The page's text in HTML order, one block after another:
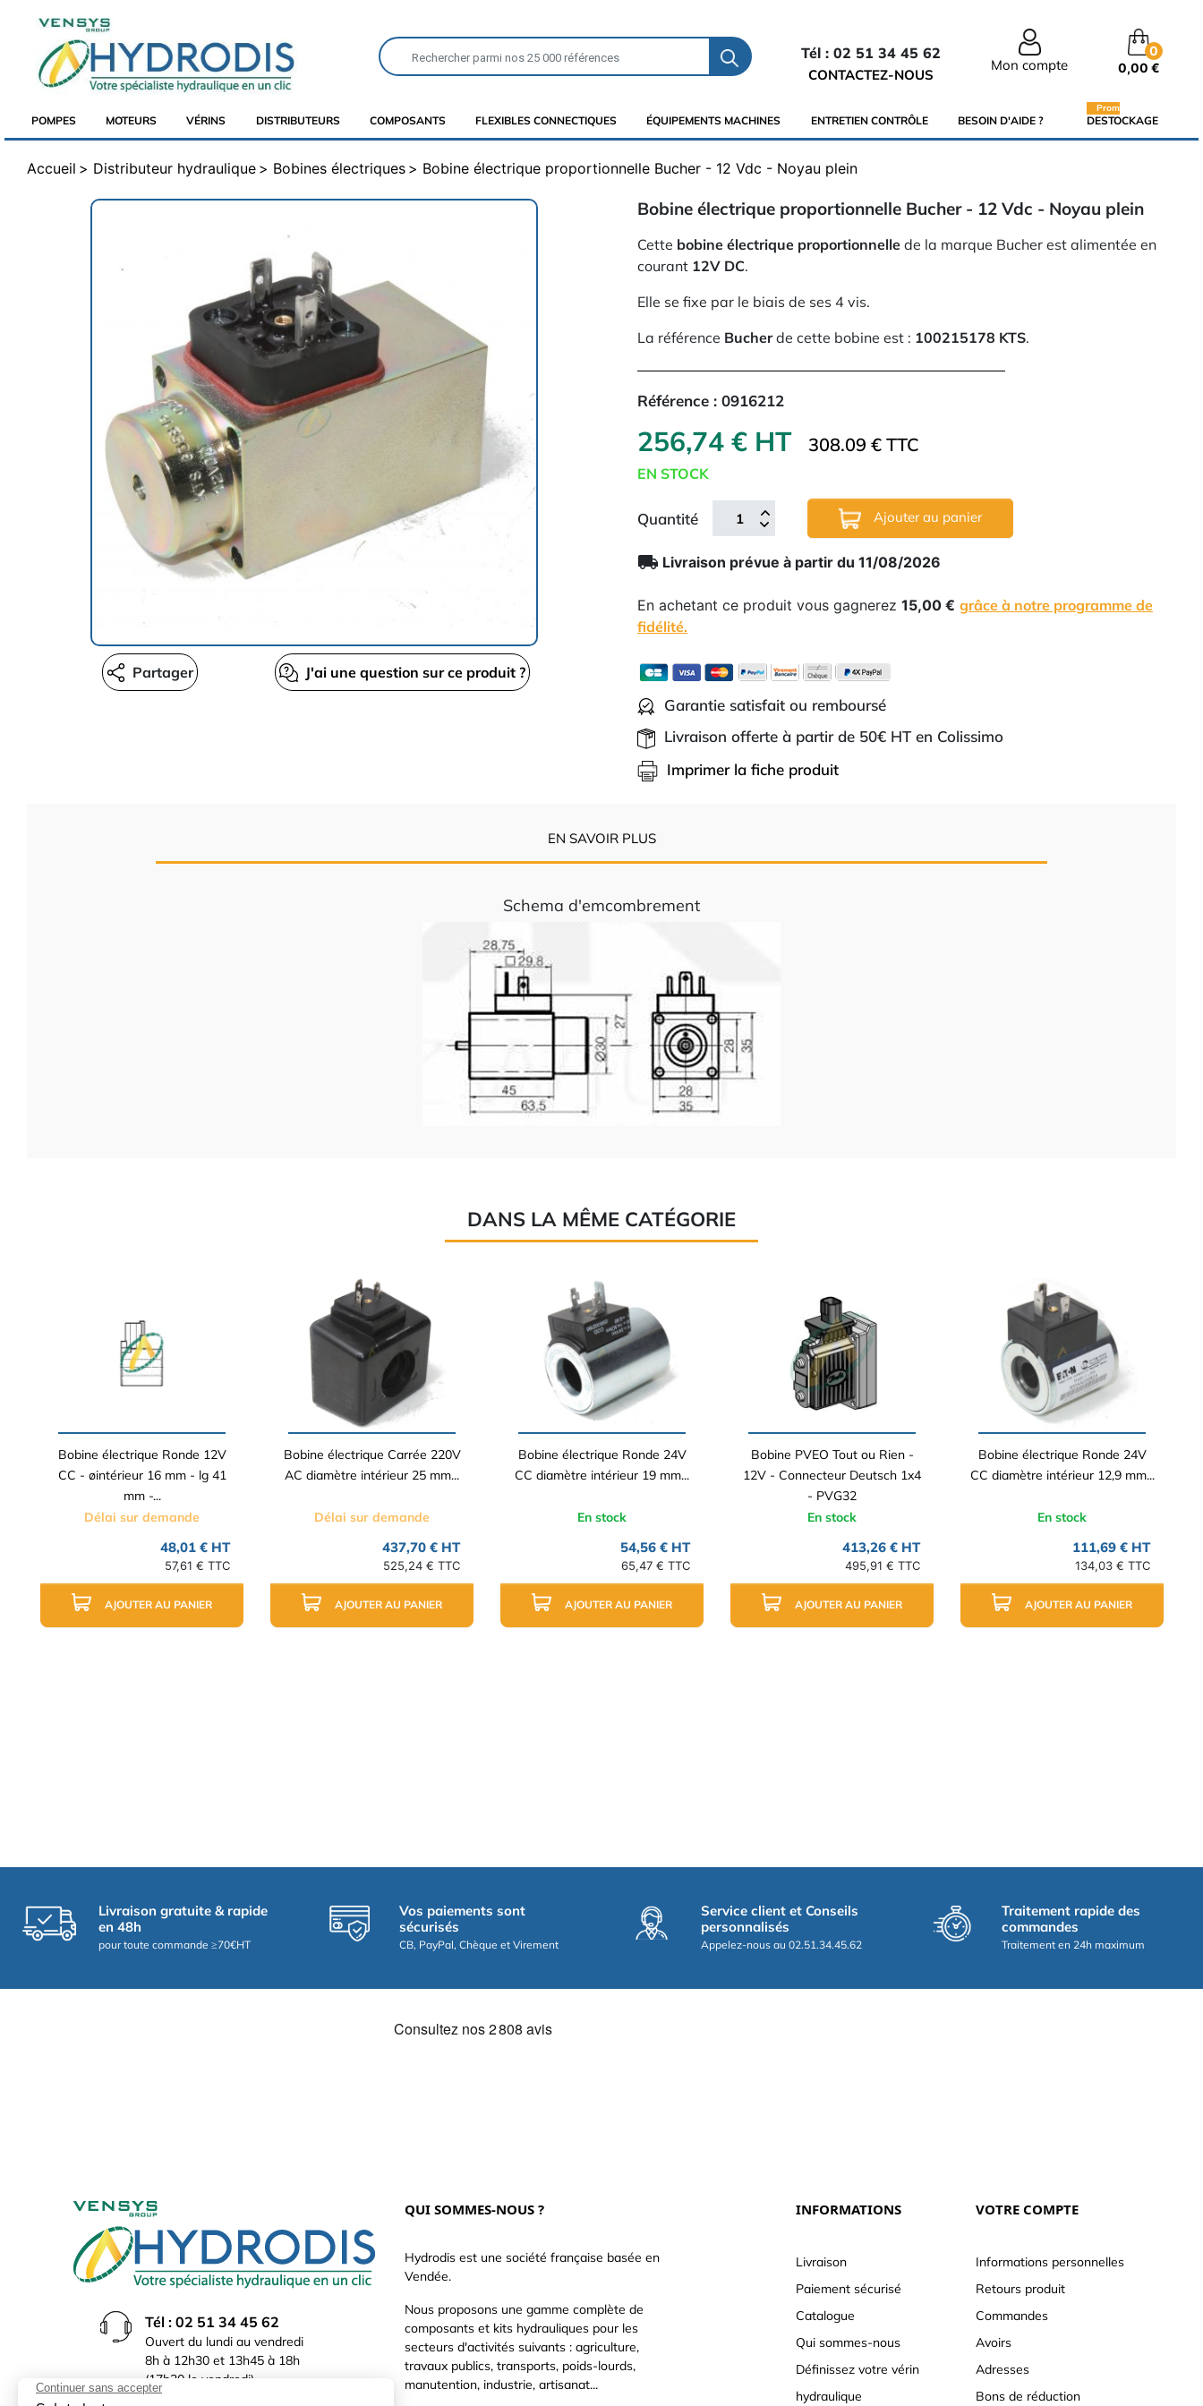
Tél : 02 51 34 45 62
CONTACTEZ-NOUS
Mon compte
0
0,00 €
POMPES MOTEURS VÉRINS DISTRIBUTEURS COMPOSANTS FLEXIBLES CONNECTIQUES ÉQUIPEMENTS MACHINES ENTRETIEN CONTRÔLE BESOIN D'AIDE ? DESTOCKAGE
Promo
Accueil Distributeur hydraulique Bobines électriques Bobine électrique proportionnelle Bucher - 12 Vdc - Noyau plein
J'ai une question sur ce produit ?
Partager
Bobine électrique proportionnelle Bucher - 12 Vdc - Noyau plein
Cette bobine électrique proportionnelle de la marque Bucher est alimentée en
courant 12V DC.
Elle se fixe par le biais de ses 4 vis.
La référence Bucherde cette bobine est : 100215178 KTS.
Référence : 0916212
256,74 € HT 308.09 € TTC
EN STOCK
Quantité Ajouter au panier
local_shipping Livraison prévue à partir du 11/08/2026
En achetant ce produit vous gagnerez 15,00 € grâce à notre programme de
fidélité.
Garantie satisfait ou remboursé
Livraison offerte à partir de 50€ HT en Colissimo
Imprimer la fiche produit
EN SAVOIR PLUS
Schema d'emcombrement
DANS LA MÊME CATÉGORIE
Bobine électrique Ronde 12V
CC - øintérieur 16 mm - lg 41
mm -...
Délai sur demande
48,01 € HT
57,61 € TTC
AJOUTER AU PANIER
Bobine électrique Carrée 220V
AC diamètre intérieur 25 mm...
Délai sur demande
437,70 € HT
525,24 € TTC
AJOUTER AU PANIER
Bobine électrique Ronde 24V
CC diamètre intérieur 19 mm...
En stock
54,56 € HT
65,47 € TTC
AJOUTER AU PANIER
Bobine PVEO Tout ou Rien -
12V - Connecteur Deutsch 1x4
- PVG32
En stock
413,26 € HT
495,91 € TTC
AJOUTER AU PANIER
Bobine électrique Ronde 24V
CC diamètre intérieur 12,9 mm...
En stock
111,69 € HT
134,03 € TTC
AJOUTER AU PANIER
Livraison gratuite & rapide
en 48h
pour toute commande ≥70€HT
Vos paiements sont
sécurisés
CB, PayPal, Chèque et Virement
Service client et Conseils
personnalisés
Appelez-nous au 02.51.34.45.62
Traitement rapide des
commandes
Traitement en 24h maximum
Tél : 02 51 34 45 62
Ouvert du lundi au vendredi
8h à 12h30 et 13h45 à 18h
(17h30 le vendredi)
QUI SOMMES-NOUS ?
Hydrodis est une société française basée en
Vendée.
Nous proposons une gamme complète de
composants et kits hydrauliques pour les
secteurs d'activités suivants : agriculture,
travaux publics, transports, poids-lourds,
manutention, industrie, artisanat...
INFORMATIONS
Livraison
Paiement sécurisé
Catalogue
Qui sommes-nous
Définissez votre vérin
hydraulique
VOTRE COMPTE
Informations personnelles
Retours produit
Commandes
Avoirs
Adresses
Bons de réduction